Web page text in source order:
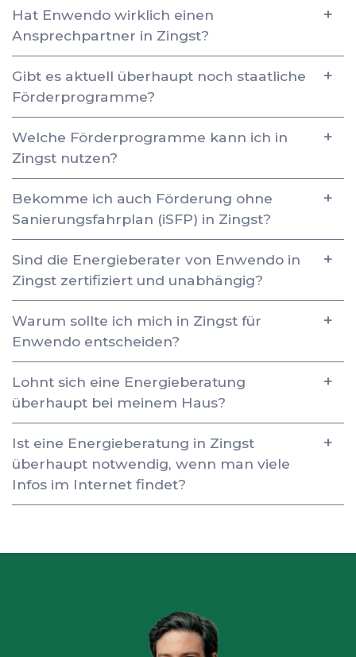
Hat Enwendo wirklich einen
Ansprechpartner in Zingst?
Gibt es aktuell überhaupt noch staatliche
Förderprogramme?
Welche Förderprogramme kann ich in
Zingst nutzen?
Bekomme ich auch Förderung ohne
Sanierungsfahrplan (iSFP) in Zingst?
Sind die Energieberater von Enwendo in
Zingst zertifiziert und unabhängig?
Warum sollte ich mich in Zingst für
Enwendo entscheiden?
Lohnt sich eine Energieberatung
überhaupt bei meinem Haus?
Ist eine Energieberatung in Zingst
überhaupt notwendig, wenn man viele
Infos im Internet findet?